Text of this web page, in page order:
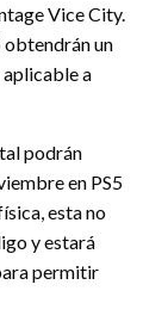
Vice City.
obtendrán un
a
podrán
en PS5
esta no
y estará
permitir